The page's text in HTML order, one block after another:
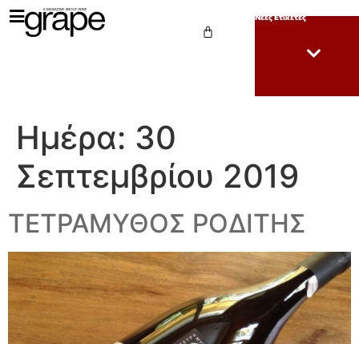
Νέες Ετικέτες
Ημέρα: 30
Σεπτεμβρίου 2019
ΤΕΤΡΑΜΥΘΟΣ ΡΟΔΙΤΗΣ